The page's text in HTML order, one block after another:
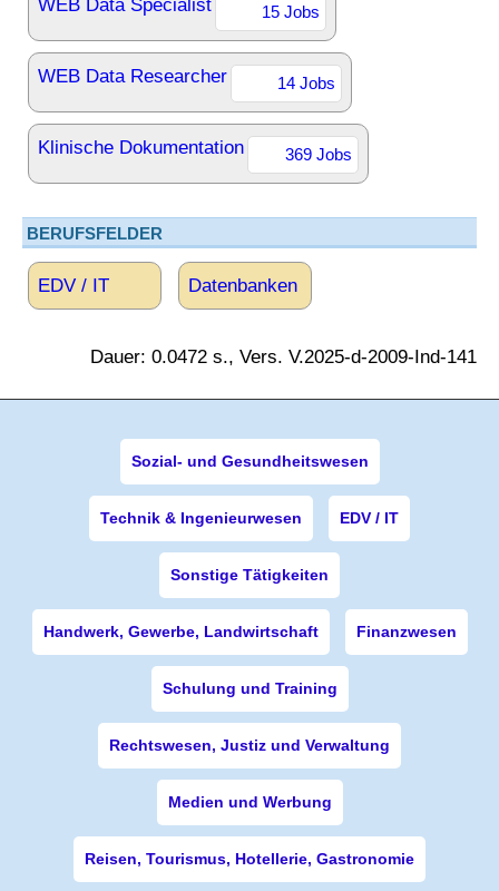
WEB Data Specialist 15 Jobs
WEB Data Researcher 14 Jobs
Klinische Dokumentation 369 Jobs
BERUFSFELDER
EDV / IT Datenbanken
Dauer: 0.0472 s., Vers. V.2025-d-2009-Ind-141
Sozial- und Gesundheitswesen
Technik & Ingenieurwesen EDV / IT
Sonstige Tätigkeiten
Handwerk, Gewerbe, Landwirtschaft Finanzwesen
Schulung und Training
Rechtswesen, Justiz und Verwaltung
Medien und Werbung
Reisen, Tourismus, Hotellerie, Gastronomie